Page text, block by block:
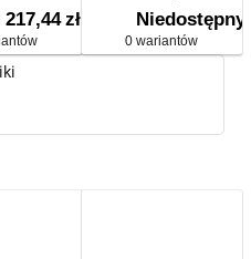
217,44 zł Niedostępny
0 wariantów